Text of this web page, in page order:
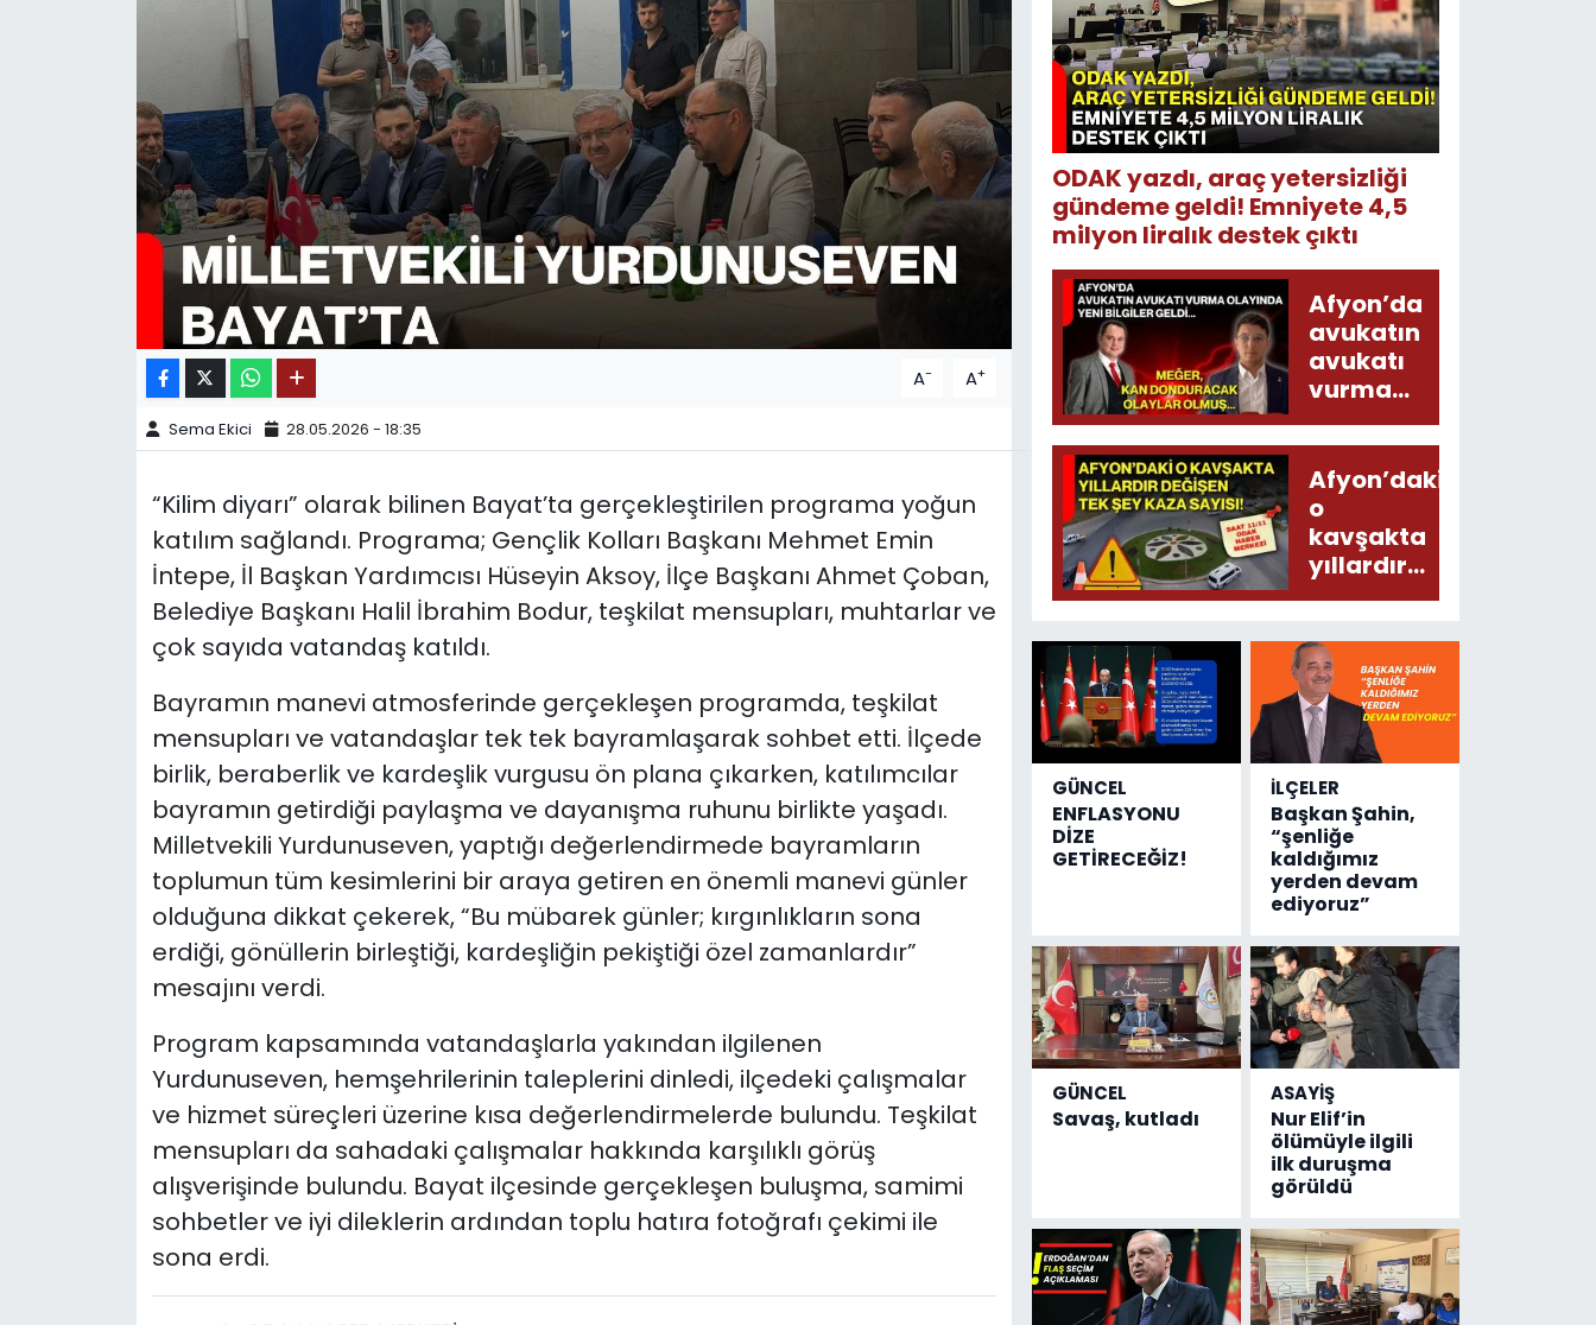
A- A+
Sema Ekici 28.05.2026 - 18:35
“Kilim diyarı” olarak bilinen Bayat’ta gerçekleştirilen programa yoğun
katılım sağlandı. Programa; Gençlik Kolları Başkanı Mehmet Emin
İntepe, İl Başkan Yardımcısı Hüseyin Aksoy, İlçe Başkanı Ahmet Çoban,
Belediye Başkanı Halil İbrahim Bodur, teşkilat mensupları, muhtarlar ve
çok sayıda vatandaş katıldı.
Bayramın manevi atmosferinde gerçekleşen programda, teşkilat
mensupları ve vatandaşlar tek tek bayramlaşarak sohbet etti. İlçede
birlik, beraberlik ve kardeşlik vurgusu ön plana çıkarken, katılımcılar
bayramın getirdiği paylaşma ve dayanışma ruhunu birlikte yaşadı.
Milletvekili Yurdunuseven, yaptığı değerlendirmede bayramların
toplumun tüm kesimlerini bir araya getiren en önemli manevi günler
olduğuna dikkat çekerek, “Bu mübarek günler; kırgınlıkların sona
erdiği, gönüllerin birleştiği, kardeşliğin pekiştiği özel zamanlardır”
mesajını verdi.
Program kapsamında vatandaşlarla yakından ilgilenen
Yurdunuseven, hemşehrilerinin taleplerini dinledi, ilçedeki çalışmalar
ve hizmet süreçleri üzerine kısa değerlendirmelerde bulundu. Teşkilat
mensupları da sahadaki çalışmalar hakkında karşılıklı görüş
alışverişinde bulundu. Bayat ilçesinde gerçekleşen buluşma, samimi
sohbetler ve iyi dileklerin ardından toplu hatıra fotoğrafı çekimi ile
sona erdi.
ODAK yazdı, araç yetersizliği
gündeme geldi! Emniyete 4,5
milyon liralık destek çıktı
Afyon’da
avukatın
avukatı
vurma
olayında
yeni bilgiler
geldi...
Meğer, kan
donduracak
olaylar
olmuş...
Afyon’daki
o
kavşakta
yıllardır
değişen
kaza
sayısı!
GÜNCEL
ENFLASYONU
DİZE
GETİRECEĞİZ!
İLÇELER
Başkan Şahin,
“şenliğe
kaldığımız
yerden devam
ediyoruz”
GÜNCEL
Savaş, kutladı
ASAYİŞ
Nur Elif’in
ölümüyle ilgili
ilk duruşma
görüldü
11:11 MANŞET